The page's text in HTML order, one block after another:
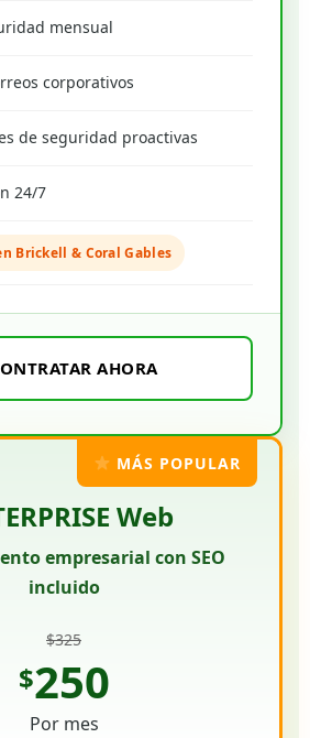
mensual
corporativos
de seguridad proactivas
24/7
Brickell & Coral Gables
AHORA
MÁS POPULAR
Web
empresarial con SEO
incluido
$325
$250
Por mes